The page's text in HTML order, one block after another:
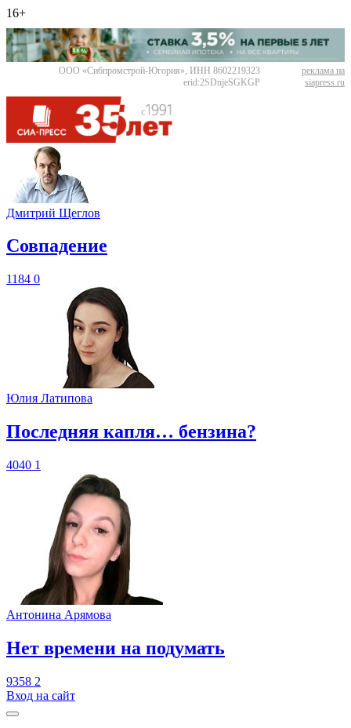
16+
ООО «Сибпромстрой-Югория», ИНН 8602219323
erid:2SDnjeSGKGP
реклама на
siapress.ru
Дмитрий Щеглов
​Совпадение
1184 0
Юлия Латипова
​Последняя капля… бензина?
4040 1
Антонина Арямова
​Нет времени на подумать
9358 2
Вход на сайт